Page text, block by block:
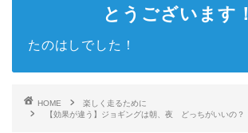
とうございます！
たのはしでした！
HOME
楽しく走るために
【効果が違う】ジョギングは朝、夜 どっちがいいの？